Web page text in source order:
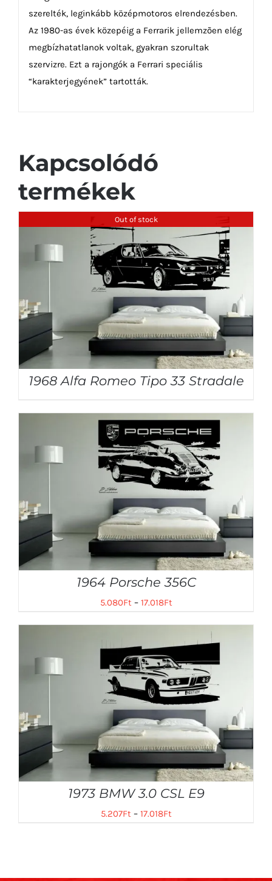
szerelték, leginkább középmotoros elrendezésben.
Az 1980-as évek közepéig a Ferrarik jellemzõen elég
megbízhatatlanok voltak, gyakran szorultak
szervizre. Ezt a rajongók a Ferrari speciális
“karakterjegyének” tartották.
Kapcsolódó
termékek
Out of stock
1968 Alfa Romeo Tipo 33 Stradale
1964 Porsche 356C
5.080Ft– 17.018Ft
1973 BMW 3.0 CSL E9
5.207Ft– 17.018Ft